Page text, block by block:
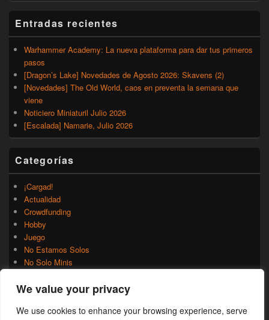
We value your privacy
We use cookies to enhance your browsing experience, serve
Entradas recientes
Warhammer Academy: La nueva plataforma para dar tus primeros
pasos
[Dragon’s Lake] Novedades de Agosto 2026: Skavens (2)
[Novedades] The Old World, caos en preventa la semana que
viene
Noticiero Miniaturil Julio 2026
[Escalada] Namarie, Julio 2026
Categorías
¡Cargad!
Actualidad
Crowdfunding
Hobby
Juego
No Estamos Solos
No Solo Minis
Rumores
Uncategorized